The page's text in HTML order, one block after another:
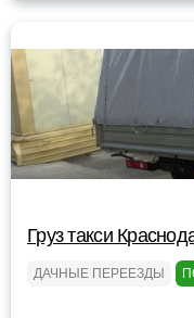
Груз такси
ДАЧНЫЕ ПЕРЕЕЗДЫ